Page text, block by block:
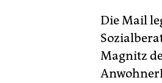
Die Mail
Magnitz